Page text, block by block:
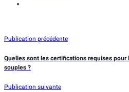
Publication précédente
Quelles sont les certifications requises pour
souples ?
Publication suivante